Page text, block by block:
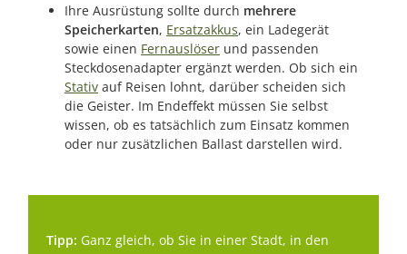
Ihre Ausrüstung sollte durch mehrere
Speicherkarten, Ersatzakkus, ein Ladegerät
sowie einen Fernauslöser und passenden
Steckdosenadapter ergänzt werden. Ob sich ein
Stativ auf Reisen lohnt, darüber scheiden sich
die Geister. Im Endeffekt müssen Sie selbst
wissen, ob es tatsächlich zum Einsatz kommen
oder nur zusätzlichen Ballast darstellen wird.
Tipp: Ganz gleich, ob Sie in einer Stadt, in den